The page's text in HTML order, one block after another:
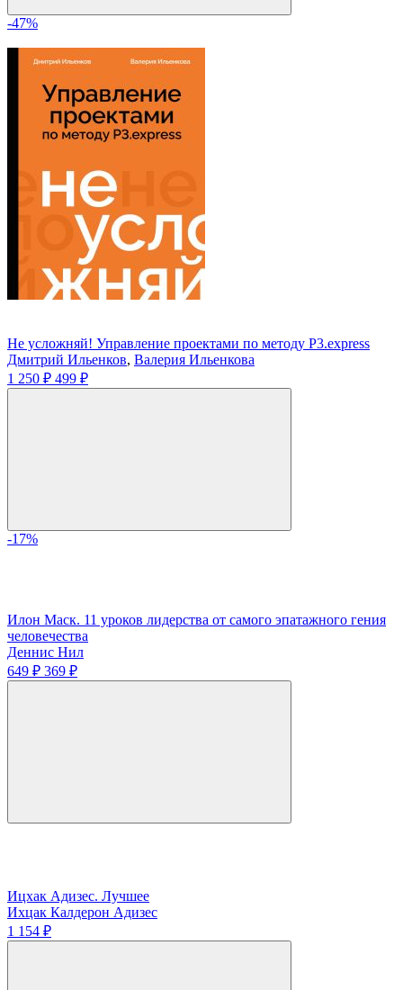
-47%
Не усложняй! Управление проектами по методу P3.express
Дмитрий Ильенков, Валерия Ильенкова
1 250 ₽ 499 ₽
-17%
Илон Маск. 11 уроков лидерства от самого эпатажного гения
человечества
Деннис Нил
649 ₽ 369 ₽
Ицхак Адизес. Лучшее
Ихцак Калдерон Адизес
1 154 ₽